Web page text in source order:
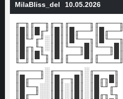
MilaBliss_del 10.05.2026
╓─╖╓──╖╓─╖╓────╖╓────╖
║█║║█╓╜║█║║█╓──╜║█╓──╜
║█╙╜╓╜░║█║║█╙──╖║█╙──╖
║█╓╖╙╖░║█║╙──╖█║╙──╖█║
║█║║█╙╖║█║╓──╜█║╓──╜█║
╙─╜╙──╜╙─╜╙────╜╙────╜
╓────╖░╓─────╖░╓────╖
║█╓──╜░║█╓─╖█║░║█╓╖█║
║█╙─╖░░║█║░║█║░║█╙╜╓╜
║█╓─╜░░║█║░║█║░║█╓╖╙╖